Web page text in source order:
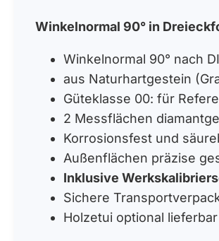
Winkelnormal 90° in
Winkelnormal 90° nach
aus Naturhartgestein
Güteklasse 00: für
2 Messflächen
Korrosionsfest und
Außenflächen präzise
Inklusive
Sichere
Holzetui optional lieferbar